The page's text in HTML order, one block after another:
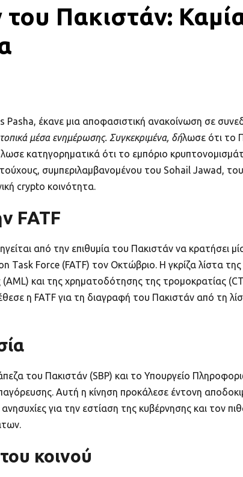
Πακιστάν:
έκανε μια αποφασιστική ανακοίνωση σε
μέσα ενημέρωσης. Συγκεκριμένα, δήλωσε ότι το
κατηγορηματικά ότι το εμπόριο
συμπεριλαμβανομένου του Sohail Jawad,
crypto κοινότητα.
FATF
από την επιθυμία του Πακιστάν να κρατήσει
Force (FATF) τον Οκτώβριο. Η γκρίζα λίστα
και της χρηματοδότησης της τρομοκρατίας
η FATF για τη διαγραφή του Πακιστάν από τη
του Πακιστάν (SBP) και το Υπουργείο
Αυτή η κίνηση προκάλεσε έντονη
για την εστίαση της κυβέρνησης και τον
κοινού